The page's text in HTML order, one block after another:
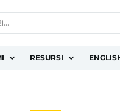
RESURSI